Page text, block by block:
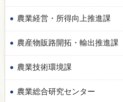
農業経営・所得向上推進課
農産物販路開拓・輸出推進課
農業技術環境課
農業総合研究センター